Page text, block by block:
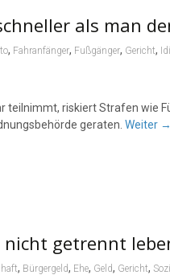
als man
, Fahranfänger, Fußgänger, Gericht,
riskiert Strafen wie
geraten. Weiter →
nicht getrennt
, Bürgergeld, Ehe, Geld, Gericht,